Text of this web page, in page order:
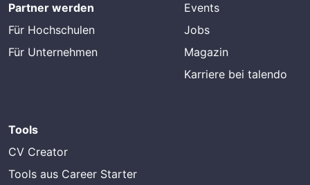
Partner werden
Für Hochschulen
Für Unternehmen
Events
Jobs
Magazin
Karriere bei talendo
Tools
CV Creator
Tools aus Career Starter